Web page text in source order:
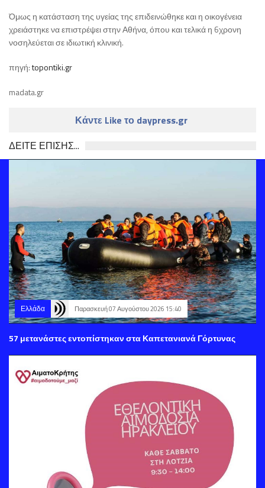
Όμως η κατάσταση της υγείας της επιδεινώθηκε και η οικογένεια
χρειάστηκε να επιστρέψει στην Αθήνα, όπου και τελικά η 6χρονη
νοσηλεύεται σε ιδιωτική κλινική.
πηγή:topontiki.gr
madata.gr
Κάντε Like το daypress.gr
ΔΕΙΤΕ ΕΠΙΣΗΣ...
Ελλάδα Παρασκευή 07 Αυγούστου 2026 15:40
57 μετανάστες εντοπίστηκαν στα Καπετανιανά Γόρτυνας